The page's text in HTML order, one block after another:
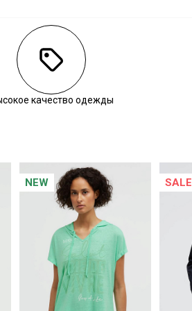
качество одежды
NEW SALE